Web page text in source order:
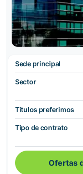
Sede principal
Sector
Títulos preferimos
Tipo de contrato
Ofertas